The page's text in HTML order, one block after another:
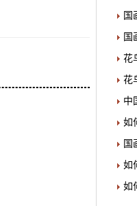
国
国
花
花
中
如
国
如
如